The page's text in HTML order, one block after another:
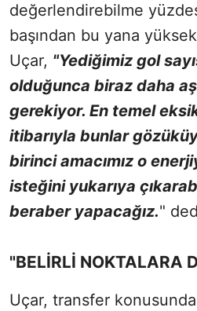
değerlendirebilme
başından bu yana yüksek
Uçar, "Yediğimiz gol
olduğunca biraz daha
gerekiyor. En temel
itibarıyla bunlar
birinci amacımız o
isteğini yukarıya
beraber yapacağız."
"BELİRLİ NOKTALARA
Uçar, transfer